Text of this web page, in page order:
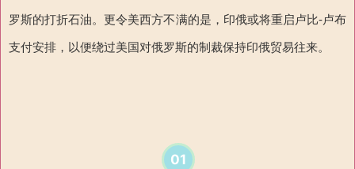
罗斯的打折石油。更令美西方不满的是，印俄或将重启卢比-卢布
支付安排，以便绕过美国对俄罗斯的制裁保持印俄贸易往来。
01